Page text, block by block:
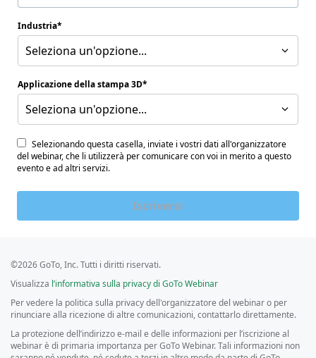
Industria
Seleziona un'opzione...
Applicazione della stampa 3D
Seleziona un'opzione...
Selezionando questa casella, inviate i vostri dati all'organizzatore
del webinar, che li utilizzerà per comunicare con voi in merito a questo
evento e ad altri servizi.
Iscriversi
©2026 GoTo, Inc. Tutti i diritti riservati.
Visualizza l’informativa sulla privacy di GoTo Webinar
Per vedere la politica sulla privacy dell'organizzatore del webinar o per
rinunciare alla ricezione di altre comunicazioni, contattarlo direttamente.
La protezione dell’indirizzo e-mail e delle informazioni per l’iscrizione al
webinar è di primaria importanza per GoTo Webinar. Tali informazioni non